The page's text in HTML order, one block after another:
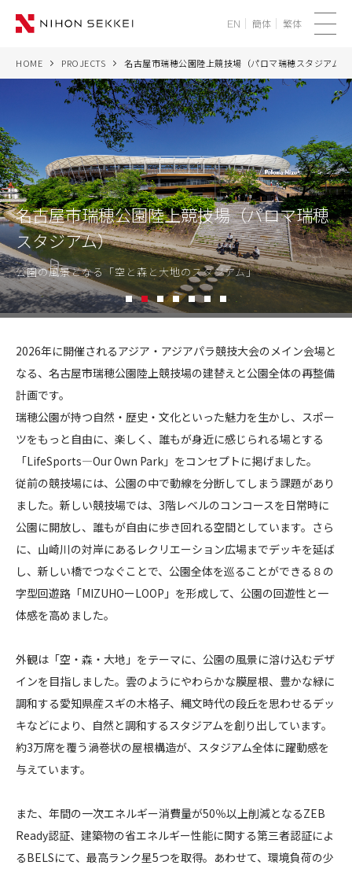
ニ
ュ
PROJECTS
THINK
NEWS
CORPORATE
RECRUIT
CONTACT
コンプライアンスポリシー プライバシーポリシー
EN 簡体 繁体
HOME PROJECTS 名古屋市瑞穂公園陸上競技場（パロマ瑞穂スタジアム）
名古屋市瑞穂公園陸上競技場（パロマ瑞穂
スタジアム）
公園の風景となる「空と森と大地のスタジアム」
1 2 3 4 5
2026年に開催されるアジア・アジアパラ競技大会のメイン会場と
なる、名古屋市瑞穂公園陸上競技場の建替えと公園全体の再整備
計画です。
瑞穂公園が持つ自然・歴史・文化といった魅力を生かし、スポー
ツをもっと自由に、楽しく、誰もが身近に感じられる場とする
「LifeSports―Our Own Park」をコンセプトに掲げました。
従前の競技場には、公園の中で動線を分断してしまう課題があり
ました。新しい競技場では、3階レベルのコンコースを日常時に
公園に開放し、誰もが自由に歩き回れる空間としています。さら
に、山崎川の対岸にあるレクリエーション広場までデッキを延ば
し、新しい橋でつなぐことで、公園全体を巡ることができる８の
字型回遊路「MIZUHOーLOOP」を形成して、公園の回遊性と一
体感を高めました。
外観は「空・森・大地」をテーマに、公園の風景に溶け込むデザ
インを目指しました。雲のようにやわらかな膜屋根、豊かな緑に
調和する愛知県産スギの木格子、縄文時代の段丘を思わせるデッ
キなどにより、自然と調和するスタジアムを創り出しています。
約3万席を覆う渦巻状の屋根構造が、スタジアム全体に躍動感を
与えています。
また、年間の一次エネルギー消費量が50％以上削減となるZEB
Ready認証、建築物の省エネルギー性能に関する第三者認証によ
るBELSにて、最高ランク星5つを取得。あわせて、環境負荷の少